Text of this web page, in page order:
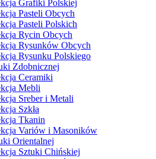
Grafiki Polskiej
Pasteli Obcych
Pasteli Polskich
Rycin Obcych
Rysunków Obcych
Rysunku Polskiego
Zdobnicznej
Ceramiki
Mebli
Sreber i Metali
Szkła
Tkanin
Variów i Masoników
Orientalnej
Sztuki Chińskiej